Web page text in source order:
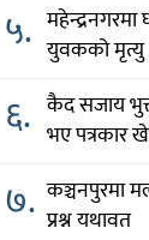
५. युवकको मृत्यु
६. कैद सजाय
भए पत्रकार
७. कञ्चनपुरमा
प्रश्न यथावत